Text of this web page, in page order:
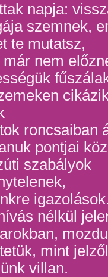
napja:
szemnek,
te mutatsz,
már nem
roncsaiban
pontjai
szabályok
nélkül
mint
villan.